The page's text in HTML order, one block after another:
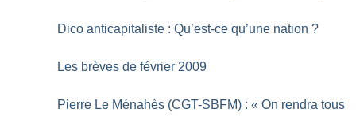
Dico anticapitaliste : Qu’est-ce qu’une nation ?
Les brèves de février 2009
Pierre Le Ménahès (CGT-SBFM) : « On rendra tous